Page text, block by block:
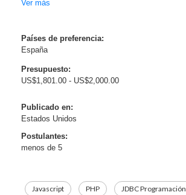
de la plataforma, optimizando
existente...
Ver más
Países de preferencia:
España
Presupuesto:
US$1,801.00 - US$2,000.00
Publicado en:
Estados Unidos
Postulantes:
menos de 5
Javascript PHP JDBC Programación